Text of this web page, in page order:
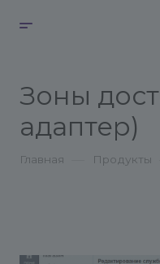
Зоны
адаптер)
Главная Продукты